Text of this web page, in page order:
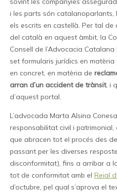
i les parts són
els escrits en castellà. Per tal de
del català en aquest àmbit, la
Consell de l’Advocacia
set formularis jurídics en
en concret, en matèria de
arran d’un accident de trànsit, i
d’aquest portal.
L’advocada Marta Alsina
responsabilitat civil i patrimonial,
que abracen tot el procés des
passant per les diverses
disconformitat), fins a arribar a
tot de conformitat amb el Reial
d’octubre, pel qual s’aprova el